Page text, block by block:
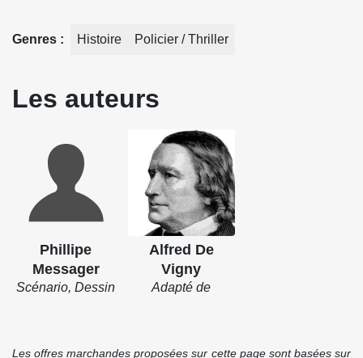
Genres Histoire Policier / Thriller
Les auteurs
Phillipe
Messager
Scénario, Dessin
Alfred De
Vigny
Adapté de
Les offres marchandes proposées sur cette page sont basées sur